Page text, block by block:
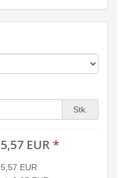
Stk.
5,57 EUR*
5,57 EUR